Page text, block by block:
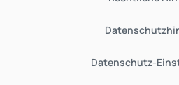
Datenschutz-